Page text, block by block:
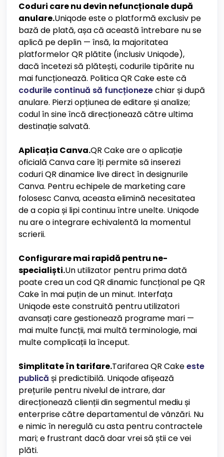
Coduri care nu devin nefuncționale după
anulare.Uniqode este o platformă exclusiv pe
bază de plată, așa că această întrebare nu se
aplică pe deplin — însă, la majoritatea
platformelor QR plătite (inclusiv Uniqode),
dacă încetezi să plătești, codurile tipărite nu
mai funcționează. Politica QR Cake este că
codurile continuă să funcționezechiar și după
anulare. Pierzi opțiunea de editare și analize;
codul în sine încă direcționează către ultima
destinație salvată.
Aplicația Canva.QR Cake are o aplicație
oficială Canva care îți permite să inserezi
coduri QR dinamice live direct în designurile
Canva. Pentru echipele de marketing care
folosesc Canva, aceasta elimină necesitatea
de a copia și lipi continuu între unelte. Uniqode
nu are o integrare echivalentă la momentul
scrierii.
Configurare mai rapidă pentru ne-
specialiști.Un utilizator pentru prima dată
poate crea un cod QR dinamic funcțional pe QR
Cake în mai puțin de un minut. Interfața
Uniqode este construită pentru utilizatori
avansați care gestionează programe mari —
mai multe funcții, mai multă terminologie, mai
multe complicații la început.
Simplitate în tarifare.Tarifarea QR Cakeeste
publică și predictibilă. Uniqode afișează
prețurile pentru nivelul de intrare, dar
direcționează clienții din segmentul mediu și
enterprise către departamentul de vânzări. Nu
e nimic în neregulă cu asta pentru contractele
mari; e frustrant dacă doar vrei să știi ce vei
plăti.